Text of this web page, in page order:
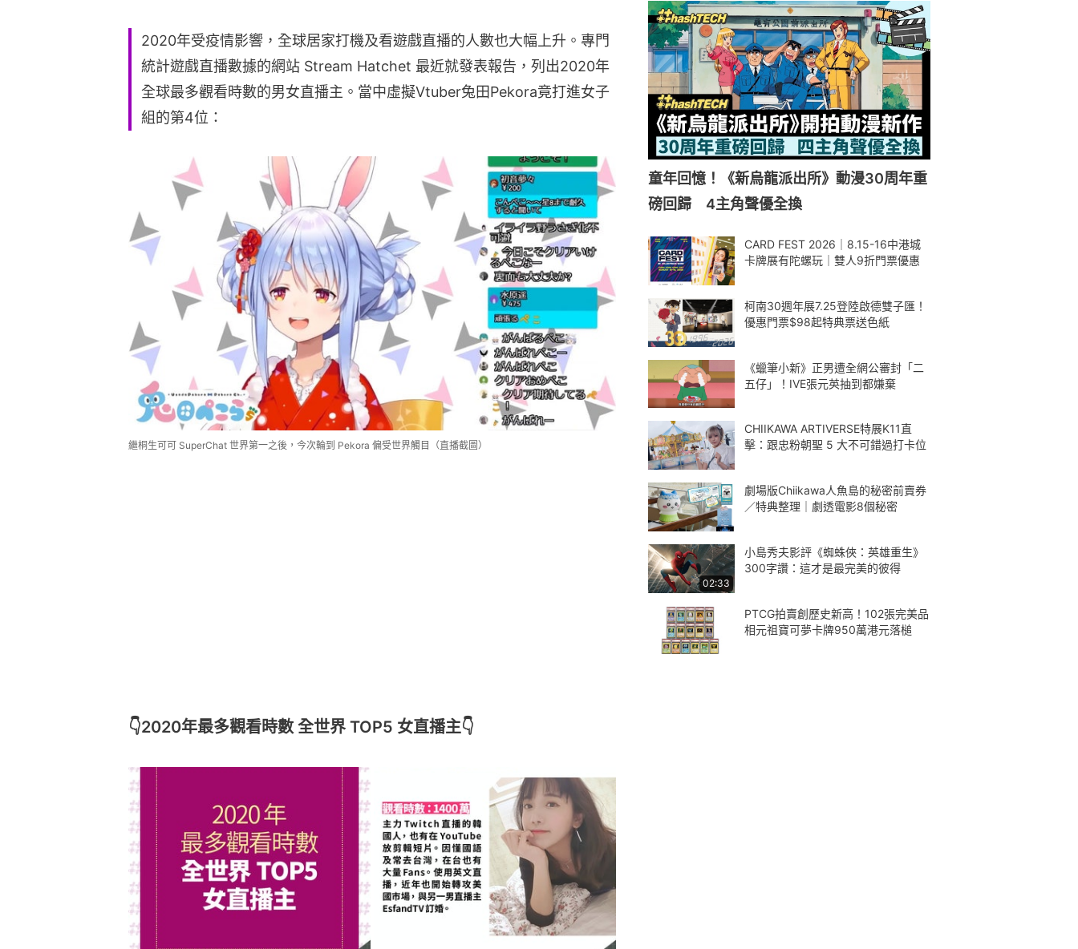
2020年受疫情影響，全球居家打機及看遊戲直播的人數也大幅上升。專門
統計遊戲直播數據的網站 Stream Hatchet 最近就發表報告，列出2020年
全球最多觀看時數的男女直播主。當中虛擬Vtuber兔田Pekora竟打進女子
組的第4位：
繼桐生可可 SuperChat 世界第一之後，今次輪到 Pekora 偏受世界觸目（直播截圖）
👇2020年最多觀看時數 全世界 TOP5 女直播主👇
童年回憶！《新烏龍派出所》動漫30周年重
磅回歸 4主角聲優全換
CARD FEST 2026｜8.15-16中港城
卡牌展有陀螺玩｜雙人9折門票優惠
柯南30週年展7.25登陸啟德雙子匯！
優惠門票$98起特典票送色紙
《蠟筆小新》正男遭全網公審封「二
五仔」！IVE張元英抽到都嫌棄
CHIIKAWA ARTIVERSE特展K11直
擊：跟忠粉朝聖 5 大不可錯過打卡位
劇場版Chiikawa人魚島的秘密前賣券
／特典整理｜劇透電影8個秘密
02:33
小島秀夫影評《蜘蛛俠：英雄重生》
300字讚：這才是最完美的彼得
PTCG拍賣創歷史新高！102張完美品
相元祖寶可夢卡牌950萬港元落槌